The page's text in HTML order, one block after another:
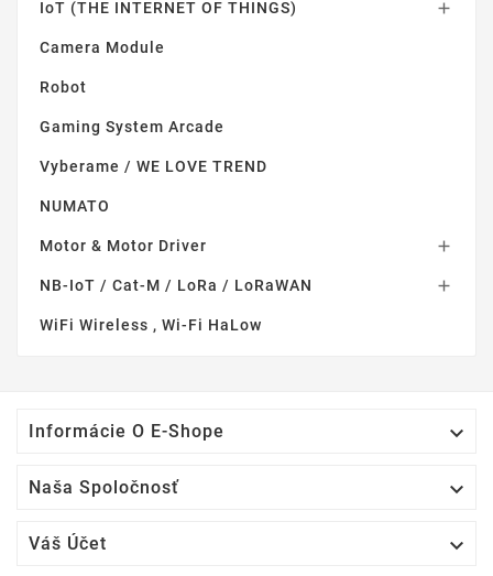
IoT (THE INTERNET OF THINGS) 
Camera Module
Robot
Gaming System Arcade
Vyberame / WE LOVE TREND
NUMATO
Motor & Motor Driver 
NB-IoT / Cat-M / LoRa / LoRaWAN 
WiFi Wireless , Wi-Fi HaLow
Informácie O E-Shope 
Naša Spoločnosť 
Váš Účet 